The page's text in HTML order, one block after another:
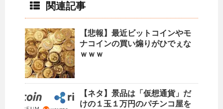
関連記事
【悲報】最近ビットコインやモ
ナコインの買い煽りがひでぇな
ｗｗｗ
【ネタ】景品は「仮想通貨」だ
けの１玉１万円のパチンコ屋を